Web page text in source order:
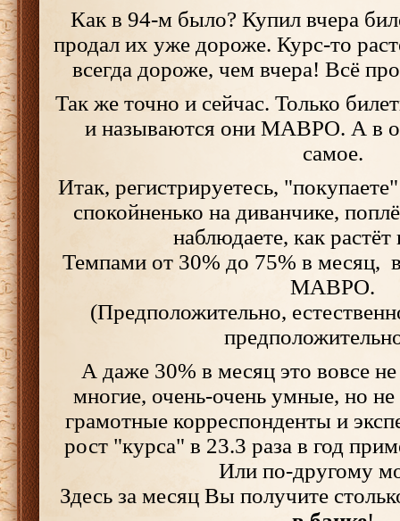
Как в 94-м было? Купил вчера
продал их уже дороже. Курс-то
всегда дороже, чем вчера! Всё
Так же точно и сейчас. Только
и называются они МАВРО. А в
самое.
Итак, регистрируетесь,
спокойненько на диванчике,
наблюдаете, как
Темпами от 30% до 75% в месяц,
МАВРО.
(Предположительно,
А даже 30% в месяц это вовсе
многие, очень-очень умные, но
грамотные корреспонденты и
рост "курса" в 23.3 раза в год
Или по-другому
Здесь за месяц Вы получите